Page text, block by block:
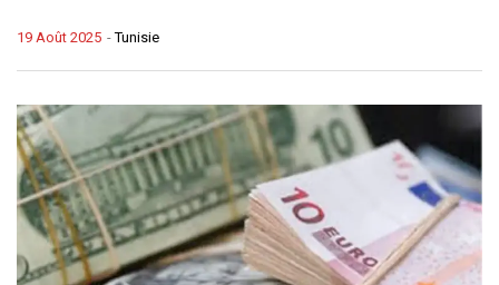
-Tunisie
19 Août 2025